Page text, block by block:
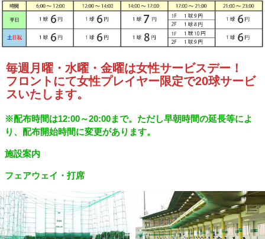
毎週月曜・水曜・金曜は女性サービスデー！
フロントにて女性プレイヤー限定で20球サービ
スいたします。
※配布時間は12:00～20:00まで。ただし早朝時間の延長等によ
り、配布開始時間に変更があります。
施設案内
フェアウェイ・打席